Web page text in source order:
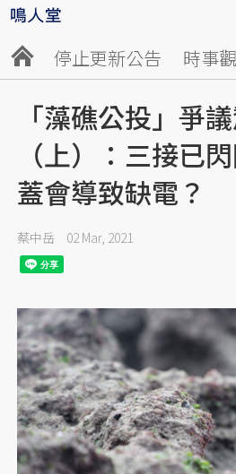
停止更新公告 時事
「藻礁公投」爭
（上）：三接已
蓋會導致缺電？
蔡中岳 02 Mar, 2021